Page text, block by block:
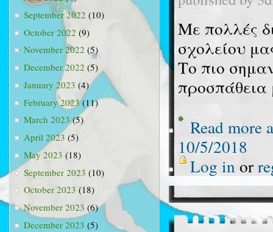
September 2022 (10)
October 2022 (9)
November 2022 (5)
December 2022 (5)
January 2023 (4)
February 2023(11)
March 2023(5)
April 2023 (5)
May 2023 (18)
September 2023 (10)
October 2023 (18)
November 2023 (6)
December 2023 (5)
Με πολλές
σχολείου
Το πιο
Read more
10/5/2018
Log in or